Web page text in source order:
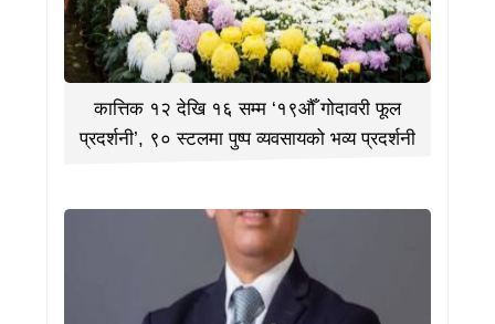
कात्तिक १२ देखि १६ सम्म ‘१९औँ गोदावरी फूल
प्रदर्शनी’, ९० स्टलमा पुष्प व्यवसायको भव्य प्रदर्शनी